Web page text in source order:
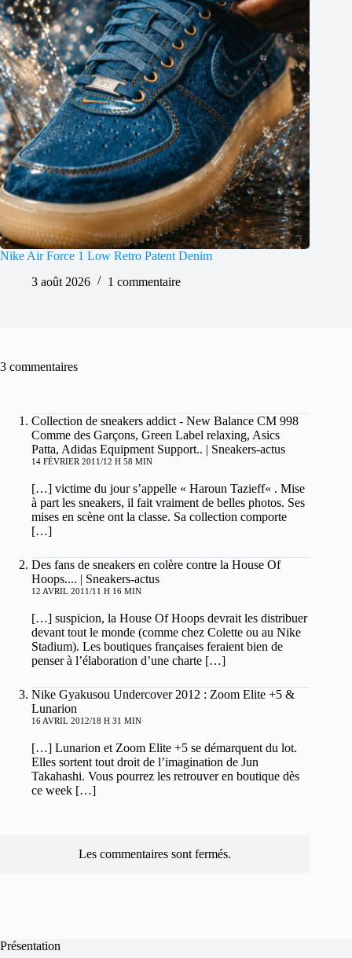
Nike Air Force 1 Low Retro Patent Denim
3 août 2026
1 commentaire
3 commentaires
Collection de sneakers addict - New Balance CM 998
Comme des Garçons, Green Label relaxing, Asics
Patta, Adidas Equipment Support.. | Sneakers-actus
14 FÉVRIER 2011/12 H 58 MIN
[…] victime du jour s’appelle « Haroun Tazieff« . Mise
à part les sneakers, il fait vraiment de belles photos. Ses
mises en scène ont la classe. Sa collection comporte
[…]
Des fans de sneakers en colère contre la House Of
Hoops.... | Sneakers-actus
12 AVRIL 2011/11 H 16 MIN
[…] suspicion, la House Of Hoops devrait les distribuer
devant tout le monde (comme chez Colette ou au Nike
Stadium). Les boutiques françaises feraient bien de
penser à l’élaboration d’une charte […]
Nike Gyakusou Undercover 2012 : Zoom Elite +5 &
Lunarion
16 AVRIL 2012/18 H 31 MIN
[…] Lunarion et Zoom Elite +5 se démarquent du lot.
Elles sortent tout droit de l’imagination de Jun
Takahashi. Vous pourrez les retrouver en boutique dès
ce week […]
Les commentaires sont fermés.
Présentation